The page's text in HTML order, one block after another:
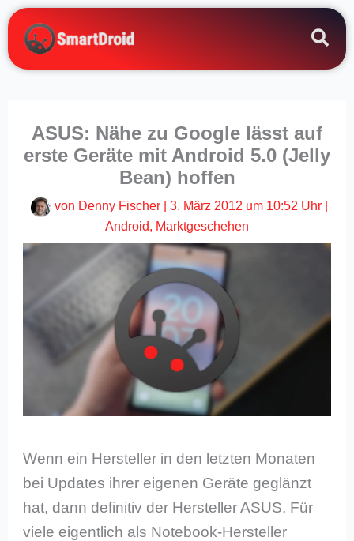
Zum
Inhalt
springen
ASUS: Nähe zu Google lässt auf
erste Geräte mit Android 5.0 (Jelly
Bean) hoffen
von Denny Fischer 3. März 2012 um 10:52 Uhr|
Android, Marktgeschehen
Wenn ein Hersteller in den letzten Monaten
bei Updates ihrer eigenen Geräte geglänzt
hat, dann definitiv der Hersteller ASUS. Für
viele eigentlich als Notebook-Hersteller